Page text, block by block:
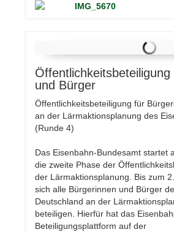
und Bürger
Öffentlichkeitsbeteiligung für
an der Lärmaktionsplanung des
(Runde 4)
Das Eisenbahn-Bundesamt startet
die zweite Phase der
der Lärmaktionsplanung. Bis zum
sich alle Bürgerinnen und Bürger
Deutschland an der
beteiligen. Hierfür hat das
Beteiligungsplattform auf der